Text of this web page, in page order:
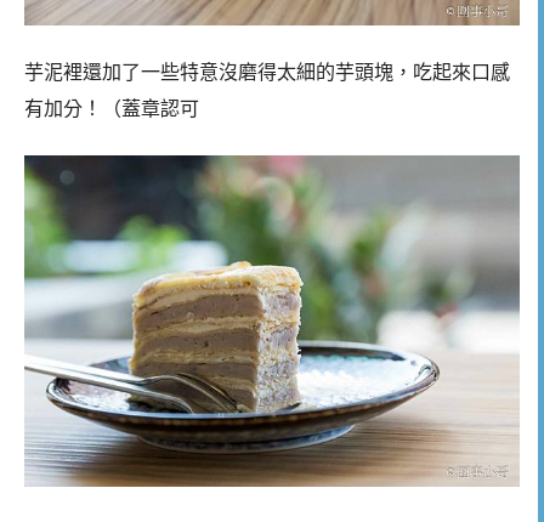
芋泥裡還加了一些特意沒磨得太細的芋頭塊，吃起來口感
有加分！（蓋章認可